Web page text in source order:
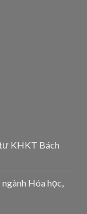
KHKT Bách
Hóa học,